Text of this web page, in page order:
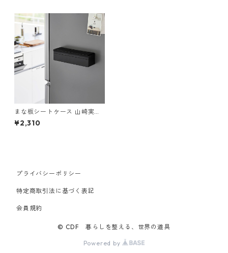
まな板シートケース 山崎実業
tower タワー マグネットまな
板シートケース ブラック
¥2,310
プライバシーポリシー
特定商取引法に基づく表記
会員規約
© CDF 暮らしを整える、世界の道具
Powered by